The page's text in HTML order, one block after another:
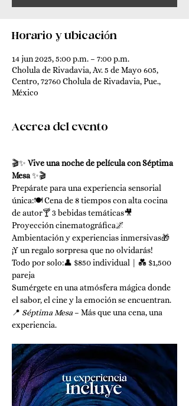
Horario y ubicación
14 jun 2025, 5:00 p.m. – 7:00 p.m.
Cholula de Rivadavia, Av. 5 de Mayo 605,
Centro, 72760 Cholula de Rivadavia, Pue.,
México
Acerca del evento
🎬✨ Vive una noche de película con Séptima
Mesa ✨🎬
Prepárate para una experiencia sensorial
única:🍽️ Cena de 8 tiempos con alta cocina
de autor🍸 3 bebidas temáticas🎥
Proyección cinematográfica🌌
Ambientación y experiencias inmersivas🎁
¡Y un regalo sorpresa que no olvidarás!
Todo por solo:👤 $850 individual | 💑 $1,500
pareja
Sumérgete en una atmósfera mágica donde
el sabor, el cine y la emoción se encuentran.
📍 Séptima Mesa – Más que una cena, una
experiencia.